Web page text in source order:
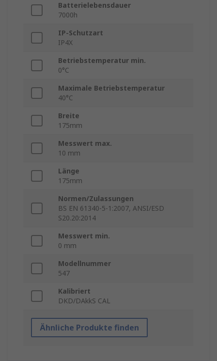
Batterielebensdauer
7000h
IP-Schutzart
IP4X
Betriebstemperatur min.
0°C
Maximale Betriebstemperatur
40°C
Breite
175mm
Messwert max.
10 mm
Länge
175mm
Normen/Zulassungen
BS EN 61340-5-1:2007, ANSI/ESD
S20.20:2014
Messwert min.
0 mm
Modellnummer
547
Kalibriert
DKD/DAkkS CAL
Ähnliche Produkte finden